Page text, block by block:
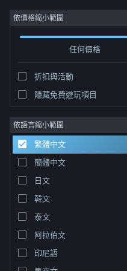
登入
社群
關於
客服
變更語言
取得 Steam 行動應用程式
檢視電腦版網頁
依價格縮小範圍
任何價格
折扣與活動
隱藏免費遊玩項目
依語言縮小範圍
繁體中文
簡體中文
日文
韓文
泰文
阿拉伯文
印尼語
開發人員: Pillow Castle
排序依據 相關性
2 項相符的搜尋結果。
Superliminal